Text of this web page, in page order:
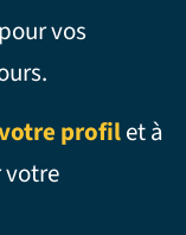
pour vos
profilet à
votre